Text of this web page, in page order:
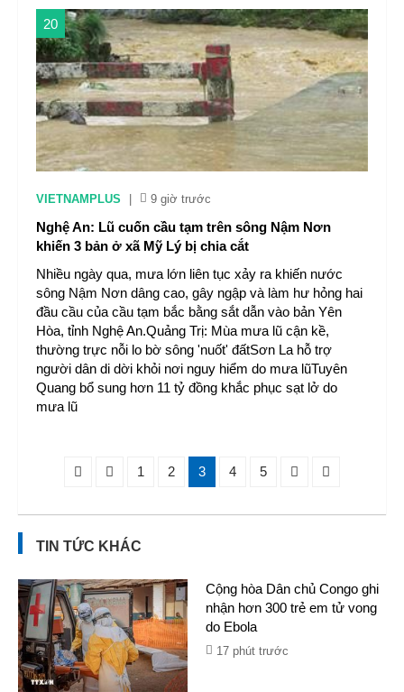
20
VIETNAMPLUS 9 giờ trước
Nghệ An: Lũ cuốn cầu tạm trên sông Nậm Nơn
khiến 3 bản ở xã Mỹ Lý bị chia cắt
Nhiều ngày qua, mưa lớn liên tục xảy ra khiến nước
sông Nậm Nơn dâng cao, gây ngập và làm hư hỏng hai
đầu cầu của cầu tạm bắc bằng sắt dẫn vào bản Yên
Hòa, tỉnh Nghệ An.Quảng Trị: Mùa mưa lũ cận kề,
thường trực nỗi lo bờ sông 'nuốt' đấtSơn La hỗ trợ
người dân di dời khỏi nơi nguy hiểm do mưa lũTuyên
Quang bổ sung hơn 11 tỷ đồng khắc phục sạt lở do
mưa lũ
1 2 3 4 5
TIN TỨC KHÁC
Cộng hòa Dân chủ Congo ghi
nhận hơn 300 trẻ em tử vong
do Ebola
17 phút trước